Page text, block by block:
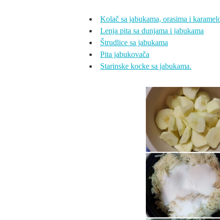
Kolač sa jabukama, orasima i
Lenja pita sa dunjama i jabukama
Štrudlice sa jabukama
Pita jabukovača
Starinske kocke sa jabukama.